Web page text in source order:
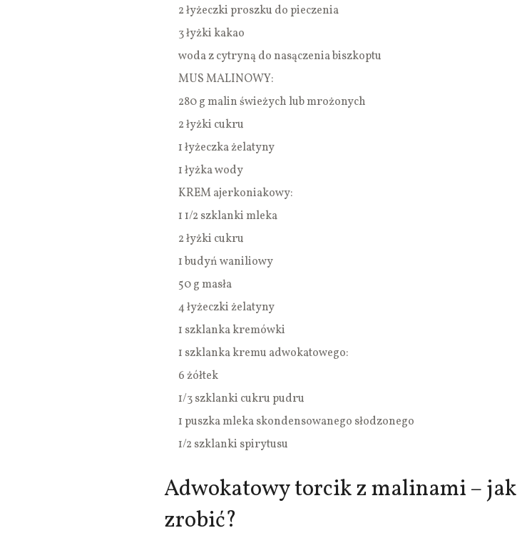
2 łyżeczki proszku do pieczenia
3 łyżki kakao
woda z cytryną do nasączenia biszkoptu
MUS MALINOWY:
280 g malin świeżych lub mrożonych
2 łyżki cukru
1 łyżeczka żelatyny
1 łyżka wody
KREM ajerkoniakowy:
1 1/2 szklanki mleka
2 łyżki cukru
1 budyń waniliowy
50 g masła
4 łyżeczki żelatyny
1 szklanka kremówki
1 szklanka kremu adwokatowego:
6 żółtek
1/3 szklanki cukru pudru
1 puszka mleka skondensowanego słodzonego
1/2 szklanki spirytusu
Adwokatowy torcik z malinami – jak
zrobić?